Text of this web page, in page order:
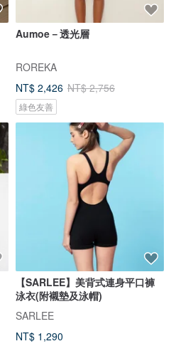
Aumoe－透光層
ROREKA
NT$ 2,426 NT$ 2,756
綠色友善
【SARLEE】美背式連身平口褲
泳衣(附襯墊及泳帽)
SARLEE
NT$ 1,290